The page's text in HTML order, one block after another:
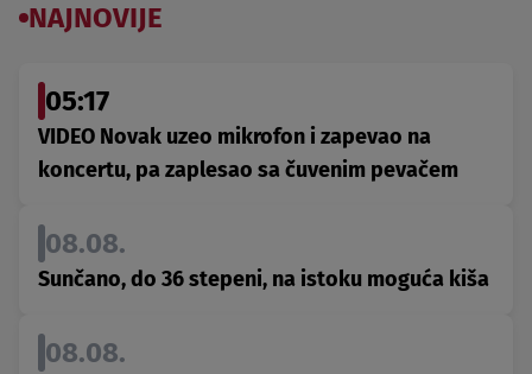
NAJNOVIJE
05:17
VIDEO Novak uzeo mikrofon i zapevao na
koncertu, pa zaplesao sa čuvenim pevačem
08.08.
Sunčano, do 36 stepeni, na istoku moguća kiša
08.08.